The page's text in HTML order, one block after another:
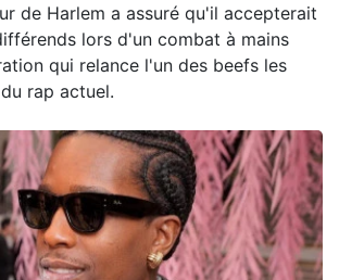
de Harlem a assuré qu'il accepterait
lors d'un combat à mains
qui relance l'un des beefs les
rap actuel.